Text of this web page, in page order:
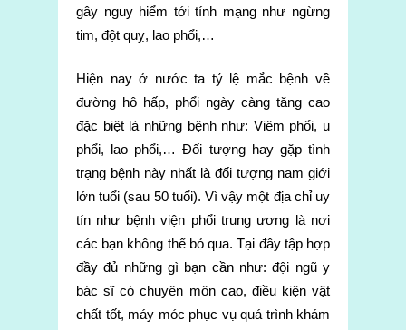
gây nguy hiểm tới tính mạng như ngừng
tim, đột quỵ, lao phổi,…
Hiện nay ở nước ta tỷ lệ mắc bệnh về
đường hô hấp, phổi ngày càng tăng cao
đặc biệt là những bệnh như: Viêm phổi, u
phổi, lao phổi,… Đối tượng hay gặp tình
trạng bệnh này nhất là đối tượng nam giới
lớn tuổi (sau 50 tuổi). Vì vậy một địa chỉ uy
tín như bệnh viện phổi trung ương là nơi
các bạn không thể bỏ qua. Tại đây tập hợp
đầy đủ những gì bạn cần như: đội ngũ y
bác sĩ có chuyên môn cao, điều kiện vật
chất tốt, máy móc phục vụ quá trình khám